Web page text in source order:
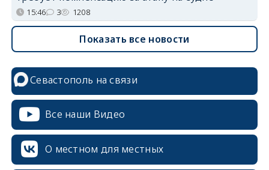
15:46 3 1208
Показать все новости
Севастополь на связи
Все наши Видео
О местном для местных